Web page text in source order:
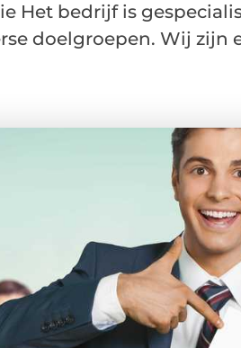
Het bedrijf is
doelgroepen. Wij zijn